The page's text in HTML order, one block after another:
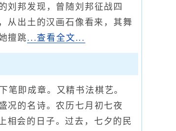
邦发现，曾随刘邦征战四
从出土的汉画石像看来，其舞
擅跳...查看全文...
即成章。又精书法棋艺。
况的名诗。农历七月初七夜
相会的日子。过去，七夕的民